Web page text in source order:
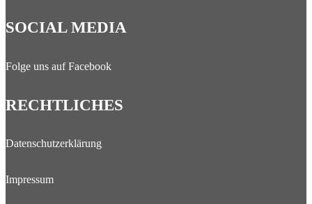
SOCIAL MEDIA
Folge uns auf Facebook
RECHTLICHES
Datenschutzerklärung
Impressum